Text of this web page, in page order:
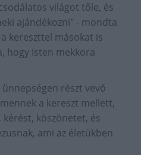
világot tőle, és
ajándékozni" - mondta
kereszttel másokat is
hogy Isten mekkora
részt vevő
a kereszt mellett,
köszönetet, és
ami az életükben